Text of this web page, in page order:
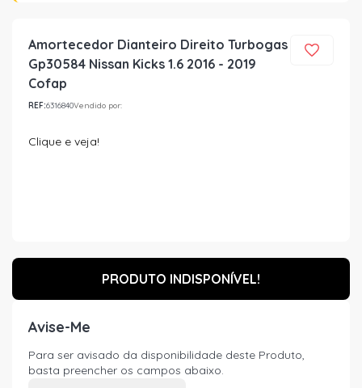
Amortecedor Dianteiro Direito Turbogas
Gp30584 Nissan Kicks 1.6 2016 - 2019
Cofap
REF:6316840Vendido por:
Clique e veja!
PRODUTO INDISPONÍVEL!
Avise-Me
Para ser avisado da disponibilidade deste Produto,
basta preencher os campos abaixo.